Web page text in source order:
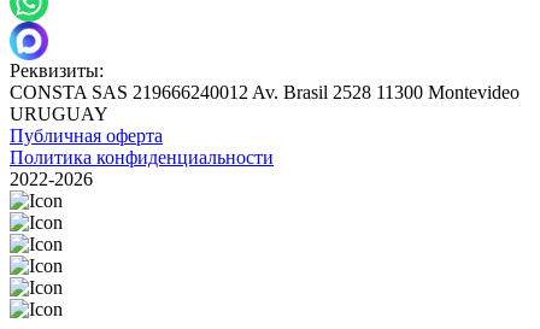
Реквизиты:
CONSTA SAS 219666240012 Av. Brasil 2528 11300 Montevideo
URUGUAY
Публичная оферта
Политика конфиденциальности
2022-2026